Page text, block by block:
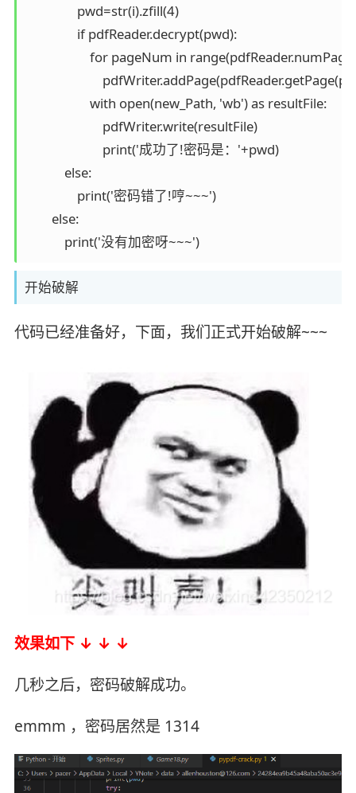
                pwd=str(i).zfill(4)
                if pdfReader.decrypt(pwd):
for pageNum in
                    with open(new_Path, 'wb') as resultFile:
                        pdfWriter.write(resultFile)
                        print('成功了!密码是：'+pwd)
            else:
                print('密码错了!哼~~~')
        else:
            print('没有加密呀~~~')
开始破解
代码已经准备好，下面，我们正式开始破解~~~
效果如下 ↓ ↓ ↓
几秒之后，密码破解成功。
emmm ，密码居然是 1314